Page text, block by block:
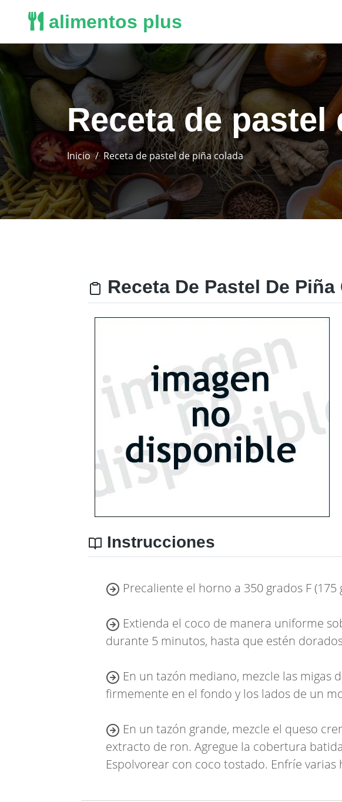
alimentos plus
Receta de pastel
Inicio Receta de pastel de piña colada
Receta De Pastel De Piña
Instrucciones
Precaliente el horno a 350 grados F (175
Extienda el coco de manera uniforme
durante 5 minutos, hasta que estén
En un tazón mediano, mezcle las
firmemente en el fondo y los lados de un
En un tazón grande, mezcle el queso
extracto de ron. Agregue la cobertura
Espolvorear con coco tostado. Enfríe varias